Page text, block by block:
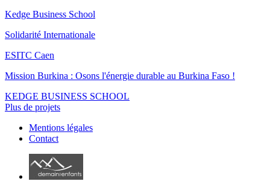
Kedge Business School
Solidarité Internationale
ESITC Caen
Mission Burkina : Osons l'énergie durable au Burkina Faso !
KEDGE BUSINESS SCHOOL
Plus de projets
Mentions légales
Contact